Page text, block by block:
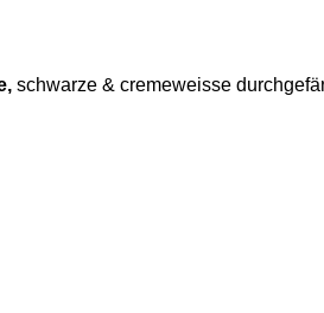
schwarze & cremeweisse